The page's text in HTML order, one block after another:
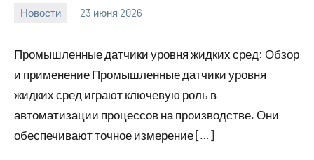
Новости 23 июня 2026
Промышленные датчики уровня жидких сред: Обзор
и применение Промышленные датчики уровня
жидких сред играют ключевую роль в
автоматизации процессов на производстве. Они
обеспечивают точное измерение […]